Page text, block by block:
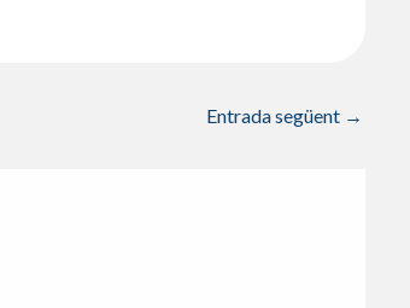
Entrada següent →